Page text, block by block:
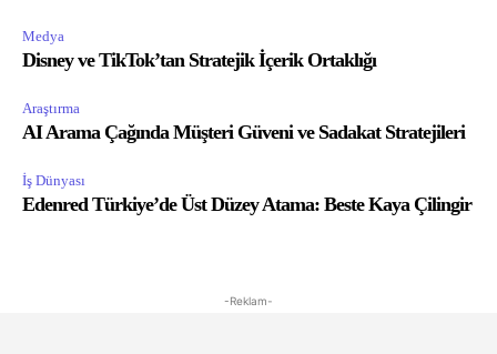
Medya
Disney ve TikTok’tan Stratejik İçerik Ortaklığı
Araştırma
AI Arama Çağında Müşteri Güveni ve Sadakat Stratejileri
İş Dünyası
Edenred Türkiye’de Üst Düzey Atama: Beste Kaya Çilingir
-Reklam-